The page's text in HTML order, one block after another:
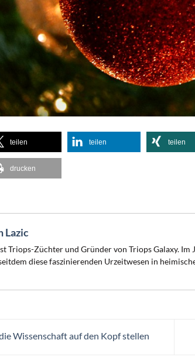
teilen teilen teilen
drucken
Lazic
Triops-Züchter und Gründer von Triops Galaxy.
diese faszinierenden Urzeitwesen in
Wissenschaft auf den Kopf stellen